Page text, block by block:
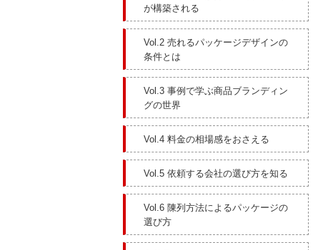
が構築される
Vol.2 売れるパッケージデザインの
条件とは
Vol.3 事例で学ぶ商品ブランディン
グの世界
Vol.4 料金の相場感をおさえる
Vol.5 依頼する会社の選び方を知る
Vol.6 陳列方法によるパッケージの
選び方